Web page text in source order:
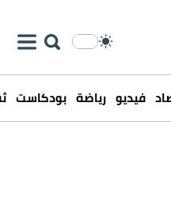
فيديو رياضة بودكاست